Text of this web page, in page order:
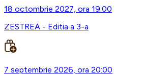
18 octombrie 2027, ora 19:00
ZESTREA - Editia a 3-a
7 septembrie 2026, ora 20:00